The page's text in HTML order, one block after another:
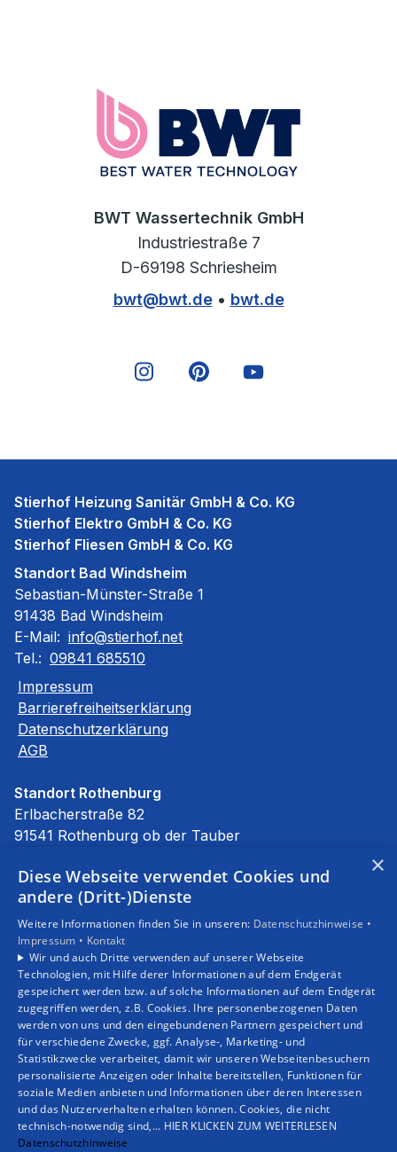
BWT Wassertechnik GmbH
Industriestraße 7
D-69198 Schriesheim
bwt@bwt.de• bwt.de
Stierhof Heizung Sanitär GmbH & Co. KG
Stierhof Elektro GmbH & Co. KG
Stierhof Fliesen GmbH & Co. KG
Standort Bad Windsheim
Sebastian-Münster-Straße 1
91438 Bad Windsheim
E-Mail: info@stierhof.net
Tel.: 09841 685510
Impressum
Barrierefreiheitserklärung
Datenschutzerklärung
AGB
Standort Rothenburg
Erlbacherstraße 82
91541 Rothenburg ob der Tauber
Tel.: 09861 94590
Unsere Bereiche
Privatkunden
Gewerbekunden
Karriere
Unternehmen
Kontakt
×
Diese Webseite verwendet Cookies und
andere (Dritt-)Dienste
Weitere Informationen finden Sie in unseren: Datenschutzhinweise •
Impressum • Kontakt
Wir und auch Dritte verwenden auf unserer Webseite
Technologien, mit Hilfe derer Informationen auf dem Endgerät
gespeichert werden bzw. auf solche Informationen auf dem Endgerät
zugegriffen werden, z.B. Cookies. Ihre personenbezogenen Daten
werden von uns und den eingebundenen Partnern gespeichert und
für verschiedene Zwecke, ggf. Analyse-, Marketing- und
Statistikzwecke verarbeitet, damit wir unseren Webseitenbesuchern
personalisierte Anzeigen oder Inhalte bereitstellen, Funktionen für
soziale Medien anbieten und Informationen über deren Interessen
und das Nutzerverhalten erhalten können. Cookies, die nicht
technisch-notwendig sind,... HIER KLICKEN ZUM WEITERLESEN
Datenschutzhinweise